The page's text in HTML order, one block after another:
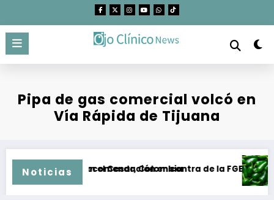
contenido
Pipa de gas comercial volcó en
Vía Rápida de Tijuana
Noticias
el carbón en el Cesar, Colombia
emitió recomendación en contra de la FGE y la